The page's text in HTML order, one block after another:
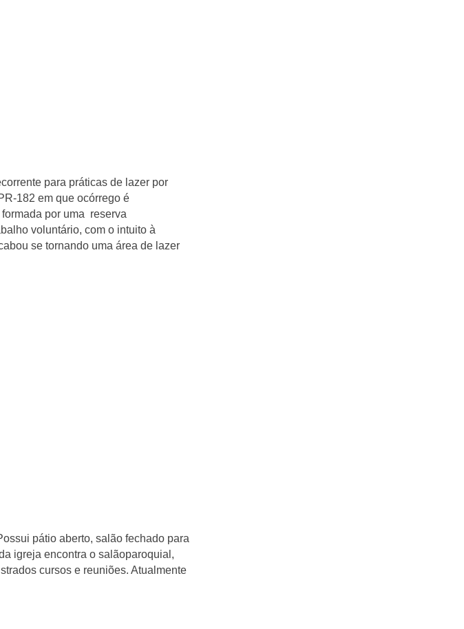
para práticas de lazer por
182 em que ocórrego é
por uma reserva
voluntário, com o intuito à
se tornando uma área de lazer
pátio aberto, salão fechado para
igreja encontra o salãoparoquial,
cursos e reuniões. Atualmente